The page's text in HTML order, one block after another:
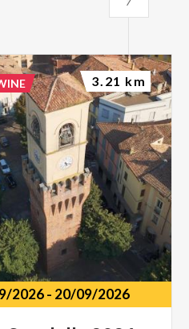
2026- 20/09/2026
3.21 km